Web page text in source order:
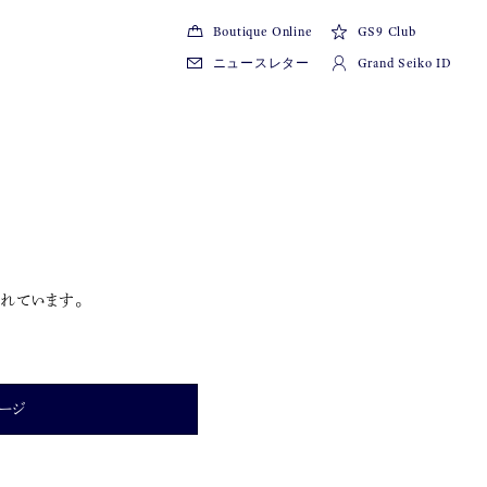
Boutique Online GS9 Club
ニュースレター Grand Seiko ID
ています。
ジ